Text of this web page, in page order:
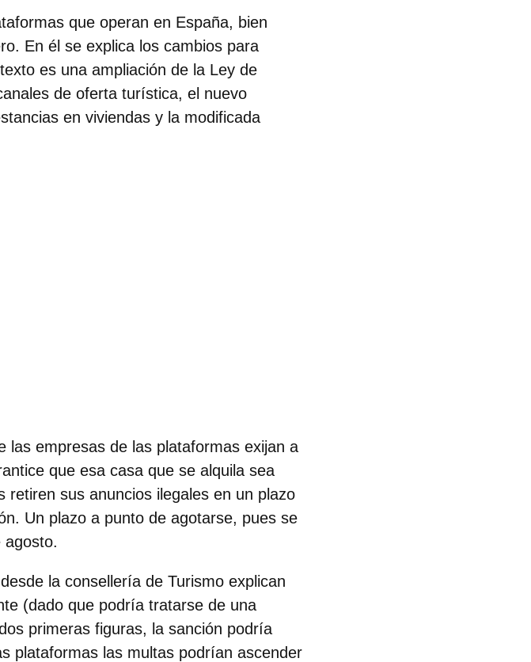
que operan en España, bien
En él se explica los cambios para
es una ampliación de la Ley de
de oferta turística, el nuevo
en viviendas y la modificada
las empresas de las plataformas exijan a
que esa casa que se alquila sea
retiren sus anuncios ilegales en un plazo
Un plazo a punto de agotarse, pues se
agosto.
la consellería de Turismo explican
(dado que podría tratarse de una
primeras figuras, la sanción podría
plataformas las multas podrían ascender